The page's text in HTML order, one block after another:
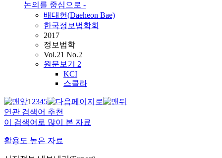
논의를 중심으로 -
배대헌(Daeheon Bae)
한국정보법학회
2017
정보법학
Vol.21 No.2
원문보기 2
KCI
스콜라
12345
연관 검색어 추천
이 검색어로 많이 본 자료
활용도 높은 자료